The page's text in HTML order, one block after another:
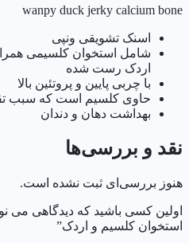
wanpy duck jerky calcium bone
اسنک تشویقی ونپی
شامل استخوان کلسیمی
اردک رست شده
با چربی پایین و پروتئین بالا
حاوی کلسیم است که سبب
بهداشت دهان و دندان
نقد و بررسی‌ها
هنوز بررسی‌ای ثبت نشده است.
اولین کسی باشید که دیدگاهی می
استخوان کلسیم و اردک”